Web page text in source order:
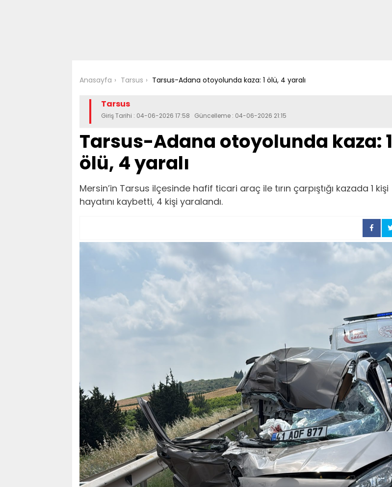
Anasayfa Tarsus Tarsus-Adana otoyolunda kaza: 1 ölü, 4 yaralı
Tarsus
Giriş Tarihi : 04-06-2026 17:58 Güncelleme : 04-06-2026 21:15
Tarsus-Adana otoyolunda kaza: 1
ölü, 4 yaralı
Mersin’in Tarsus ilçesinde hafif ticari araç ile tırın çarpıştığı kazada 1 kişi
hayatını kaybetti, 4 kişi yaralandı.